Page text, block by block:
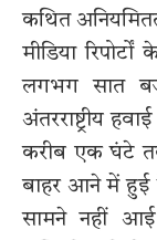
कथित
मीडिया
लगभग सात
अंतरराष्ट्रीय
करीब एक घंटे तक
बाहर आने में हुई
सामने नहीं